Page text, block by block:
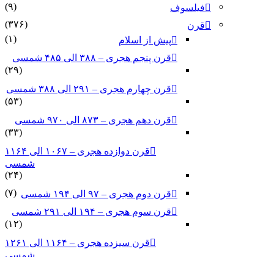
فیلسوف
(۹)
قرن
(۳۷۶)
پیش از اسلام
(۱)
قرن پنجم هجری – ۳۸۸ الی ۴۸۵ شمسی
(۲۹)
قرن چهارم هجری – ۲۹۱ الی ۳۸۸ شمسی
(۵۳)
قرن دهم هجری – ۸۷۳ الی ۹۷۰ شمسی
(۳۳)
قرن دوازده هجری – ۱۰۶۷ الی ۱۱۶۴
شمسی
(۲۴)
قرن دوم هجری – ۹۷ الی ۱۹۴ شمسی
(۷)
قرن سوم هجری – ۱۹۴ الی ۲۹۱ شمسی
(۱۲)
قرن سیزده هجری – ۱۱۶۴ الی ۱۲۶۱
شمسی